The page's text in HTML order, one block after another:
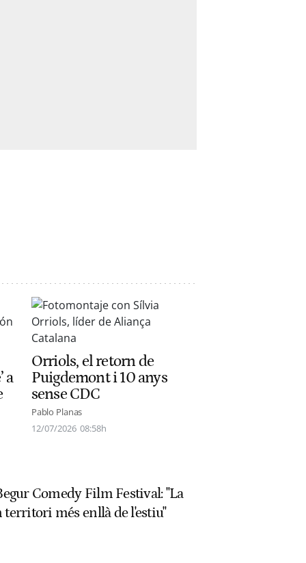
a
Orriols, el retorn de
Puigdemont i 10 anys
sense CDC
Pablo Planas
12/07/2026 08:58h
Comedy Film Festival: "La
més enllà de l'estiu"